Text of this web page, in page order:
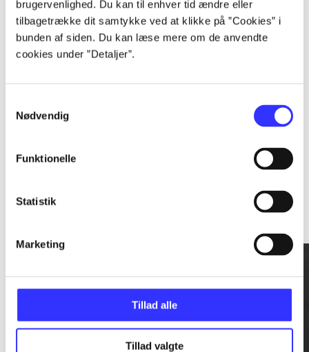
brugervenlighed. Du kan til enhver tid ændre eller
tilbagetrække dit samtykke ved at klikke på ”Cookies” i
bunden af siden. Du kan læse mere om de anvendte
cookies under ”Detaljer”.
Nødvendig
Funktionelle
Statistik
Marketing
Tillad alle
Tillad valgte
...